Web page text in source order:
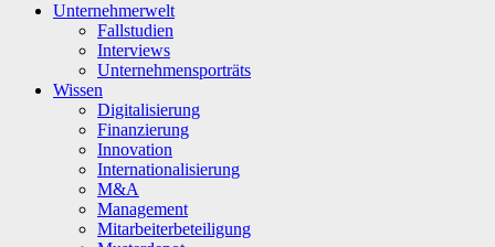
Unternehmerwelt
Fallstudien
Interviews
Unternehmensporträts
Wissen
Digitalisierung
Finanzierung
Innovation
Internationalisierung
M&A
Management
Mitarbeiterbeteiligung